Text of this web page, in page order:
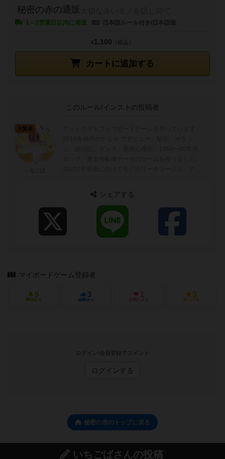
秘密の赤の通販
1～2営業日以内に発送
カートに追加する
¥1,100 （税込）
このルール/インストの投稿者
大賢者
シェアする
マイボードゲーム登録者
5
興味あり
3
経験あり
1
お気に入り
3
持ってる
ログイン/会員登録でコメント
ログインする
秘密の赤のトップに戻る
いちごばさんの投稿